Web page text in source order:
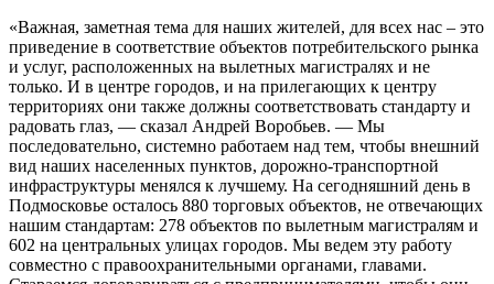
«Важная, заметная тема для наших жителей, для всех нас – это
приведение в соответствие объектов потребительского рынка
и услуг, расположенных на вылетных магистралях и не
только. И в центре городов, и на прилегающих к центру
территориях они также должны соответствовать стандарту и
радовать глаз, — сказал Андрей Воробьев. — Мы
последовательно, системно работаем над тем, чтобы внешний
вид наших населенных пунктов, дорожно-транспортной
инфраструктуры менялся к лучшему. На сегодняшний день в
Подмосковье осталось 880 торговых объектов, не отвечающих
нашим стандартам: 278 объектов по вылетным магистралям и
602 на центральных улицах городов. Мы ведем эту работу
совместно с правоохранительными органами, главами.